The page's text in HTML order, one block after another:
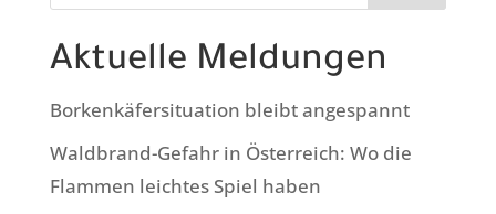
Aktuelle Meldungen
Borkenkäfersituation bleibt angespannt
Waldbrand-Gefahr in Österreich: Wo die
Flammen leichtes Spiel haben